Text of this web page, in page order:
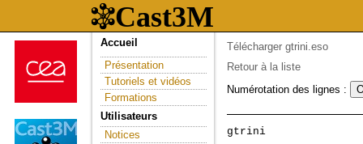
Accueil
Présentation
Tutoriels et vidéos
Formations
Utilisateurs
Notices
Télécharger gtrini.eso
Retour à la liste
Numérotation des lignes :